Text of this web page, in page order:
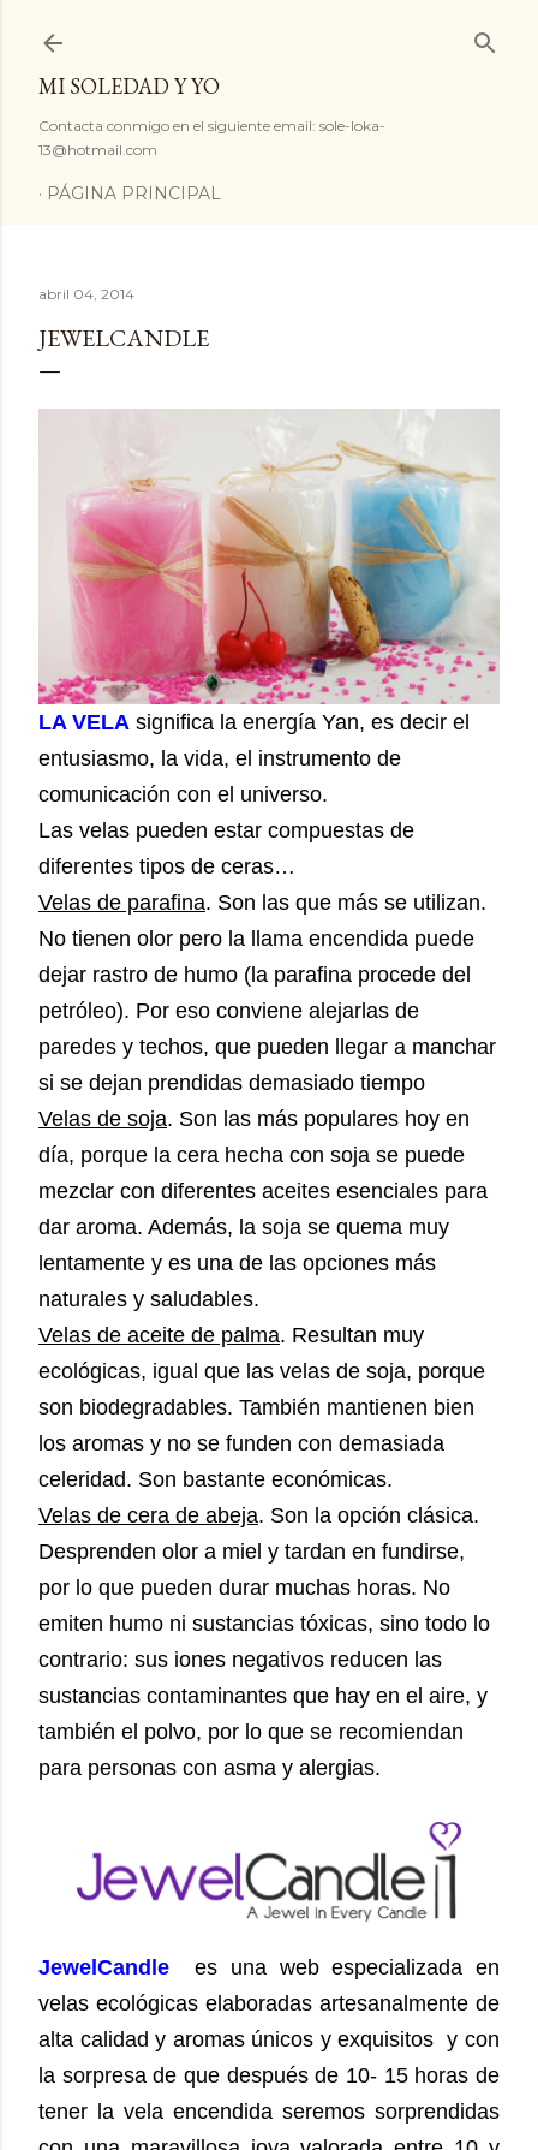
MI SOLEDAD Y YO
Contacta conmigo en el siguiente email: sole-loka-
13@hotmail.com
PÁGINA PRINCIPAL
abril 04, 2014
JEWELCANDLE
LA VELA significa la energía Yan, es decir el
entusiasmo, la vida, el instrumento de
comunicación con el universo.
Las velas pueden estar compuestas de
diferentes tipos de ceras…
Velas de parafina. Son las que más se utilizan.
No tienen olor pero la llama encendida puede
dejar rastro de humo (la parafina procede del
petróleo). Por eso conviene alejarlas de
paredes y techos, que pueden llegar a manchar
si se dejan prendidas demasiado tiempo
Velas de soja. Son las más populares hoy en
día, porque la cera hecha con soja se puede
mezclar con diferentes aceites esenciales para
dar aroma. Además, la soja se quema muy
lentamente y es una de las opciones más
naturales y saludables.
Velas de aceite de palma. Resultan muy
ecológicas, igual que las velas de soja, porque
son biodegradables. También mantienen bien
los aromas y no se funden con demasiada
celeridad. Son bastante económicas.
Velas de cera de abeja. Son la opción clásica.
Desprenden olor a miel y tardan en fundirse,
por lo que pueden durar muchas horas. No
emiten humo ni sustancias tóxicas, sino todo lo
contrario: sus iones negativos reducen las
sustancias contaminantes que hay en el aire, y
también el polvo, por lo que se recomiendan
para personas con asma y alergias.
JewelCandle es una web especializada en
velas ecológicas elaboradas artesanalmente de
alta calidad y aromas únicos y exquisitos y con
la sorpresa de que después de 10- 15 horas de
tener la vela encendida seremos sorprendidas